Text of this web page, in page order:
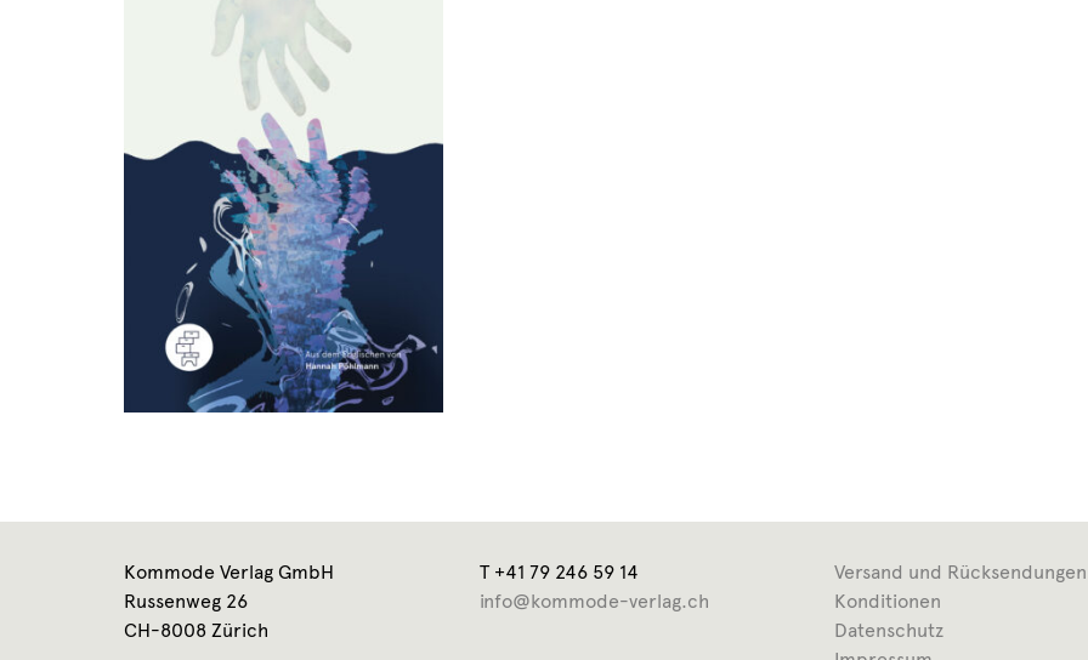
Kommode Verlag GmbH
Russenweg 26
CH-8008 Zürich
T +41 79 246 59 14
info@kommode-verlag.ch
Versand und Rücksendungen
Konditionen
Datenschutz